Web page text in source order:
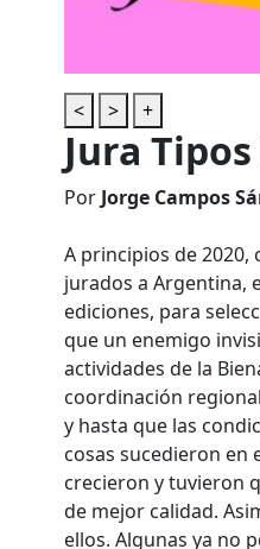
< > +
Jura
Por Jorge Campos
A principios de 2020,
jurados a Argentina,
ediciones, para
que un enemigo
actividades de la
coordinación
y hasta que las
cosas sucedieron
crecieron y tuvieron
de mejor calidad.
ellos. Algunas ya no